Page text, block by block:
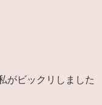
がビックリしました